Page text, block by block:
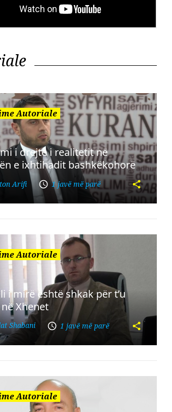
Autoriale
i drejtë i realitetit në
e ixhtihadit bashkëkohorë
Arifi 1 javë më parë
Autoriale
i mirë është shkak për t’u
Xhenet
Shabani 1 javë më parë
Autoriale